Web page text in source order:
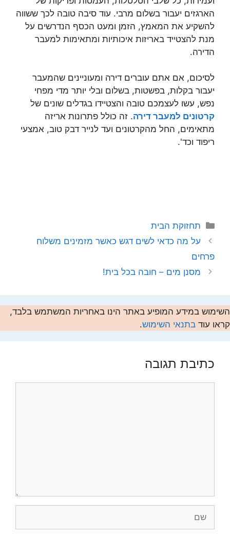
הארגזים יעבור בשלום מרבי. עוד סיבה טובה לכך ששווה
להשקיע את המאמץ, הזמן ומעט הכסף הנדרשים על
מנת להצטייד באריזות איכותיות ומתאימות למעבר
הדירה.
לסיכום, אם אתם עוברים דירה ומעוניינים שהמעבר
יעבור בקלות, בפשטות, בשלום ובלי יותר מדי מפחי
נפש, עשו לעצמכם טובה והצטיידו בגדלים שונים של
קרטונים למעבר דירה. זה כולל פתרונות אריזה
מתאימים, החל מהקרטונים ועד לנייר דבק טוב, אמצעי
ריפוד וכד'.
קטגוריות
תחזוקת הבית
על מה כדאי לשים דגש כאשר מזמינים משלוח
פרחים
מסנן מים – חובה בכל בית!
השימוש במידע המופיע באתר הינו באחריות המשתמש בלבד,
קראו עוד בתנאי השימוש.
כתיבת תגובה